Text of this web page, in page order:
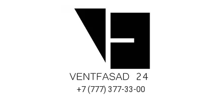
+7 (777) 377-33-00